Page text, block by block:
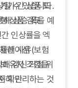
될 수 있습니다.
상승 폭을 예
한 사유(보험
갱신 거절 위
히 관리하는 것
가 긴 상품 또
상품 검토
인상률을 엑
레이션
유지 조항을
확인